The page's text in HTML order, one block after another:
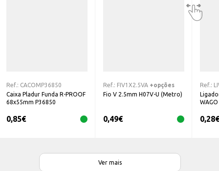
Ref.: CACOMP36850
Caixa Pladur Funda R-PROOF
68x55mm P36850
0,85€
Ref.: FIV1X2.5VA +opções
Fio V 2.5mm H07V-U (Metro)
0,49€
Ref.:
WAGO
0,28€
Ver mais